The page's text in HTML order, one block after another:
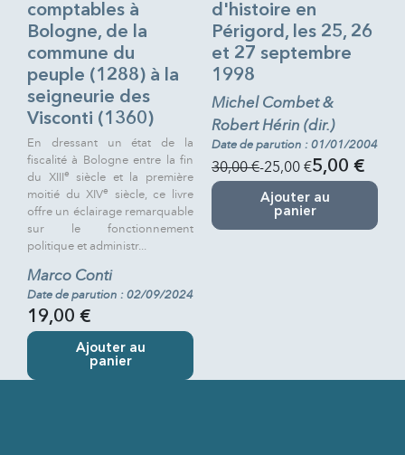
comptables à
Bologne, de la
commune du
peuple (1288) à la
seigneurie des
Visconti (1360)
En dressant un état de la
fiscalité à Bologne entre la fin
du XIIIe
siècle et la première
moitié du XIVe
siècle, ce livre
offre un éclairage remarquable
sur le fonctionnement
politique et administr...
Marco Conti
Date de parution : 02/09/2024
19,00 €
Ajouter au
panier
d'histoire en
Périgord, les 25, 26
et 27 septembre
1998
Michel Combet &
Robert Hérin (dir.)
Date de parution : 01/01/2004
30,00 €-25,00 €5,00 €
Ajouter au
panier